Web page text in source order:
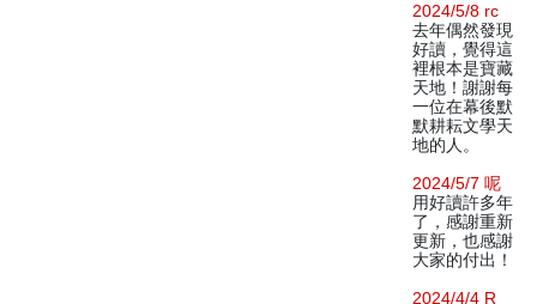
2024/5/8 rc
去年偶然發現
好讀，覺得這
裡根本是寶藏
天地！謝謝每
一位在幕後默
默耕耘文學天
地的人。
2024/5/7 呢
用好讀許多年
了，感謝重新
更新，也感謝
大家的付出！
2024/4/4 R